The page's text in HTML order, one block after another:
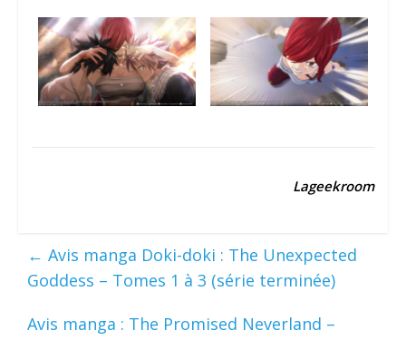
Lageekroom
← Avis manga Doki-doki : The Unexpected
Goddess – Tomes 1 à 3 (série terminée)
Avis manga : The Promised Neverland –